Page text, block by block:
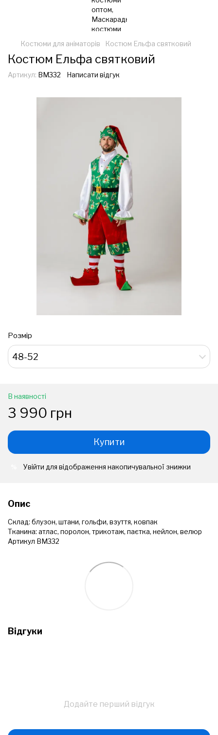
Костюми для аніматорів Костюм Ельфа святковий
Костюм Ельфа святковий
Артикул: ВМ332 Написати відгук
Розмір
48-52
В наявності
3 990 грн
Купити
Увійти для відображення накопичувальної знижки
Опис
Склад: блузон, штани, гольфи, взуття, ковпак
Тканина: атлас, поролон, трикотаж, паєтка, нейлон, велюр
Артикул ВМ332
Відгуки
Додайте перший відгук